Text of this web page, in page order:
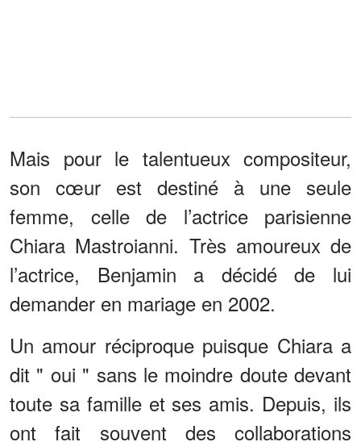
Mais pour le talentueux compositeur,
son cœur est destiné à une seule
femme, celle de l’actrice parisienne
Chiara Mastroianni. Très amoureux de
l’actrice, Benjamin a décidé de lui
demander en mariage en 2002.
Un amour réciproque puisque Chiara a
dit " oui " sans le moindre doute devant
toute sa famille et ses amis. Depuis, ils
ont fait souvent des collaborations